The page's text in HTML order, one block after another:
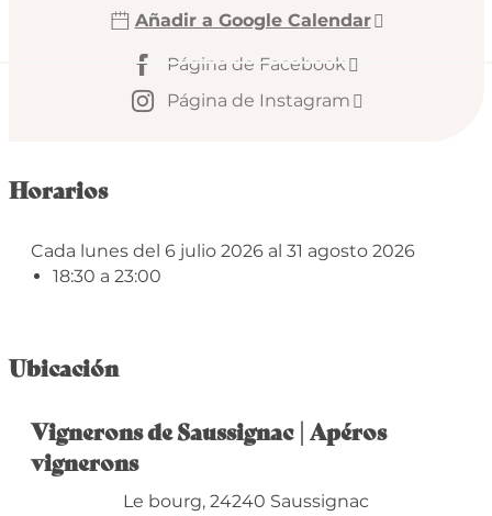
Añadir a Google Calendar
Página de Facebook
Página de Instagram
Horarios
Cada lunes del 6 julio 2026 al 31 agosto 2026
18:30 a 23:00
Ubicación
Vignerons de Saussignac | Apéros
vignerons
Le bourg, 24240 Saussignac